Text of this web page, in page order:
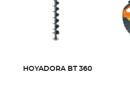
HOYADORA BT 360